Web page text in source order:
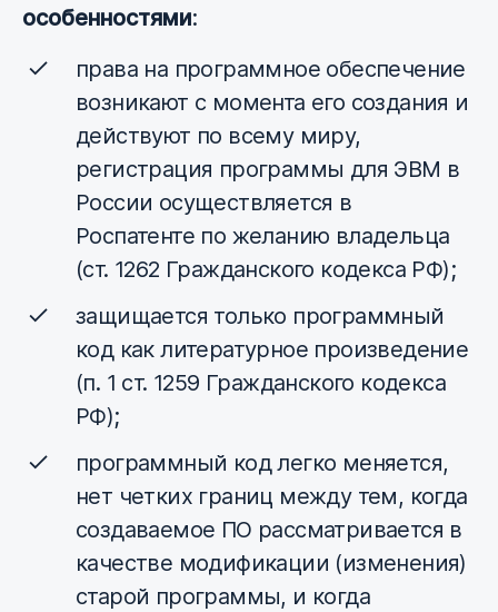
особенностями:
права на программное обеспечение
возникают с момента его создания и
действуют по всему миру,
регистрация программы для ЭВМ в
России осуществляется в
Роспатенте по желанию владельца
(ст. 1262 Гражданского кодекса РФ);
защищается только программный
код как литературное произведение
(п. 1 ст. 1259 Гражданского кодекса
РФ);
программный код легко меняется,
нет четких границ между тем, когда
создаваемое ПО рассматривается в
качестве модификации (изменения)
старой программы, и когда